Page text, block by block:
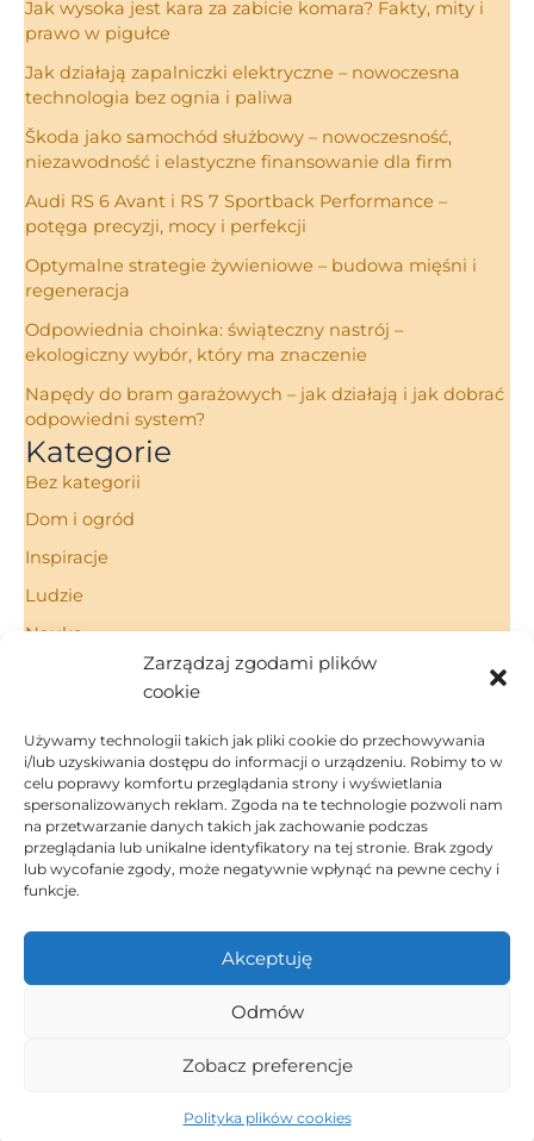
Zarządzaj zgodami plików
cookie
Używamy technologii takich jak pliki cookie do przechowywania
i/lub uzyskiwania dostępu do informacji o urządzeniu. Robimy to w
celu poprawy komfortu przeglądania strony i wyświetlania
spersonalizowanych reklam. Zgoda na te technologie pozwoli nam
na przetwarzanie danych takich jak zachowanie podczas
przeglądania lub unikalne identyfikatory na tej stronie. Brak zgody
lub wycofanie zgody, może negatywnie wpłynąć na pewne cechy i
funkcje.
Akceptuję
Odmów
Zobacz preferencje
Polityka plików cookies
Jak wysoka jest kara za zabicie komara? Fakty, mity i
prawo w pigułce
Jak działają zapalniczki elektryczne – nowoczesna
technologia bez ognia i paliwa
Škoda jako samochód służbowy – nowoczesność,
niezawodność i elastyczne finansowanie dla firm
Audi RS 6 Avant i RS 7 Sportback Performance –
potęga precyzji, mocy i perfekcji
Optymalne strategie żywieniowe – budowa mięśni i
regeneracja
Odpowiednia choinka: świąteczny nastrój –
ekologiczny wybór, który ma znaczenie
Napędy do bram garażowych – jak działają i jak dobrać
odpowiedni system?
Kategorie
Bez kategorii
Dom i ogród
Inspiracje
Ludzie
Nauka
Strona Główna
Regulamin
Polityka Prywatności
Polityka Cookies
Inspiracje
Copyright © 2026 Coffee Blog